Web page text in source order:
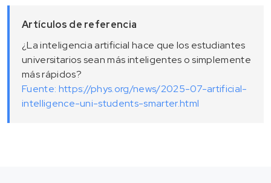
Artículos de referencia
¿La inteligencia artificial hace que los estudiantes
universitarios sean más inteligentes o simplemente
más rápidos?
Fuente: https://phys.org/news/2025-07-artificial-
intelligence-uni-students-smarter.html